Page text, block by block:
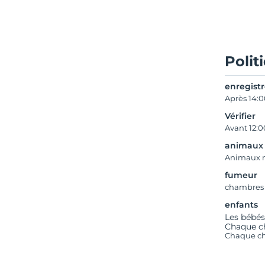
Après
Vérifier
Avant
animaux
Animaux
fumeur
enfants
Les
Chaque
Chaque